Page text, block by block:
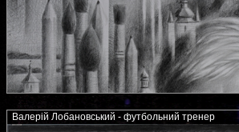
Валерій Лобановський - футбольний тренер